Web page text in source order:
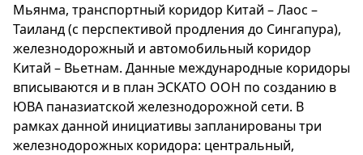
Мьянма, транспортный коридор Китай – Лаос –
Таиланд (с перспективой продления до Сингапура),
железнодорожный и автомобильный коридор
Китай – Вьетнам. Данные международные коридоры
вписываются и в план ЭСКАТО ООН по созданию в
ЮВА паназиатской железнодорожной сети. В
рамках данной инициативы запланированы три
железнодорожных коридора: центральный,